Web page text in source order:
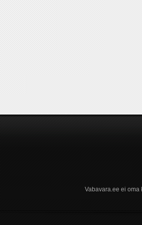
Vabavara.ee ei oma